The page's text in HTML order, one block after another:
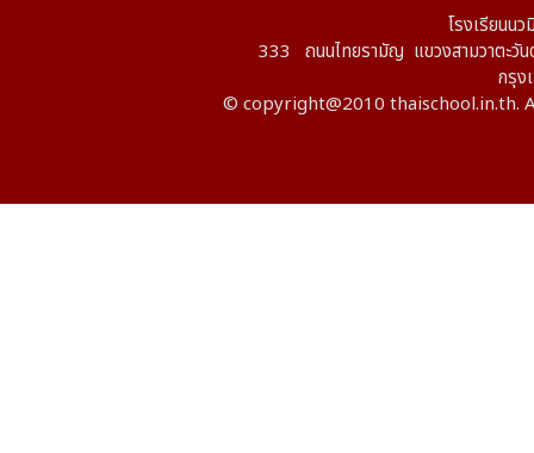
โรงเรียนน
333 ถนนไทยรามัญ แขวงสามวาตะวันต
กรุง
© copyright@2010 thaischool.in.th.